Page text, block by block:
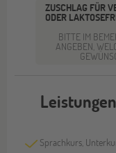
ZUSCHLAG FÜR
ODER
BITTE IM
ANGEBEN,
Sprachkurs,